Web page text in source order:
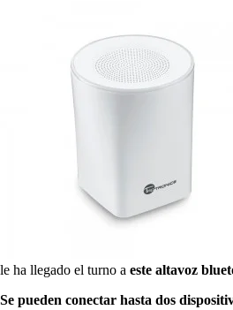
le ha llegado el turno a este altavoz
Se pueden conectar hasta dos